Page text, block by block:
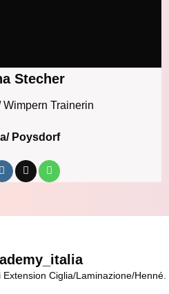
Stecher
Wimpern Trainerin
Poysdorf
Extension Ciglia/Laminazione/Henné.